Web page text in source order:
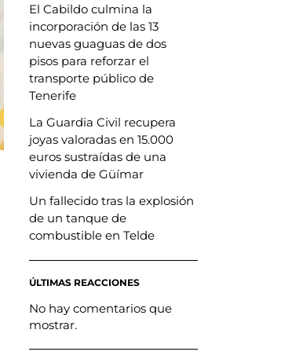
El Cabildo culmina la
incorporación de las 13
nuevas guaguas de dos
pisos para reforzar el
transporte público de
Tenerife
La Guardia Civil recupera
joyas valoradas en 15.000
euros sustraídas de una
vivienda de Güímar
Un fallecido tras la explosión
de un tanque de
combustible en Telde
ÚLTIMAS REACCIONES
No hay comentarios que
mostrar.